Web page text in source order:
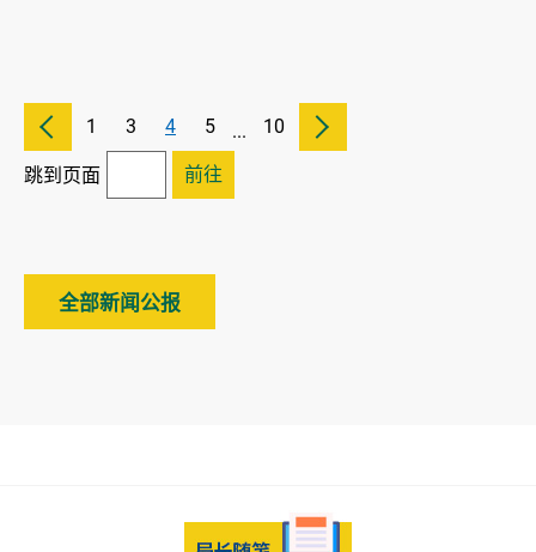
1 3 4 5 ... 10
跳到页面 前往
全部新闻公报